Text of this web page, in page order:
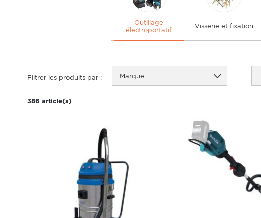
Outillage
électroportatif
Visserie et fixation
Filtrer les produits par : Marque
386 article(s)